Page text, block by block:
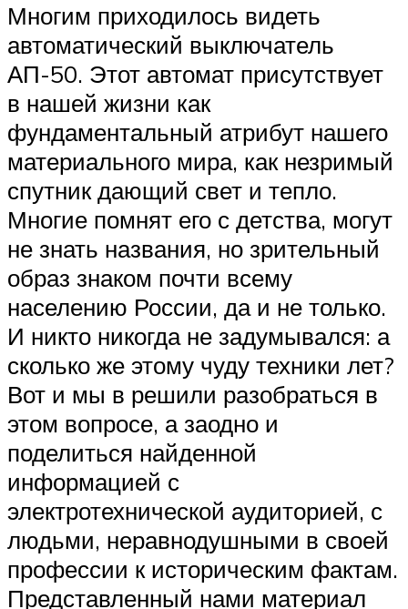
Многим приходилось видеть
автоматический выключатель
АП-50. Этот автомат присутствует
в нашей жизни как
фундаментальный атрибут нашего
материального мира, как незримый
спутник дающий свет и тепло.
Многие помнят его с детства, могут
не знать названия, но зрительный
образ знаком почти всему
населению России, да и не только.
И никто никогда не задумывался: а
сколько же этому чуду техники лет?
Вот и мы в решили разобраться в
этом вопросе, а заодно и
поделиться найденной
информацией с
электротехнической аудиторией, с
людьми, неравнодушными в своей
профессии к историческим фактам.
Представленный нами материал